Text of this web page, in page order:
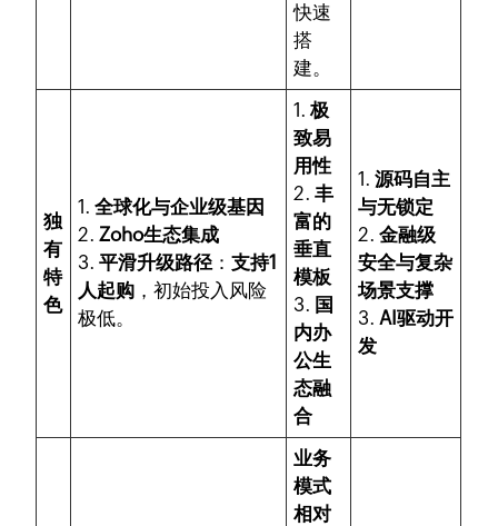
快速
搭
建。
独
有
特
色
1.全球化与企业级基因
2.Zoho生态集成
3.平滑升级路径：支持1
人起购 ，初始投入风险
极低。
1.极
致易
用性
2.丰
富的
垂直
模板
3. 国
内办
公生
态融
合
1.源码自主
与无锁定
2.金融级
安全与复杂
场景支撑
3.AI驱动开
发
业务
模式
相对